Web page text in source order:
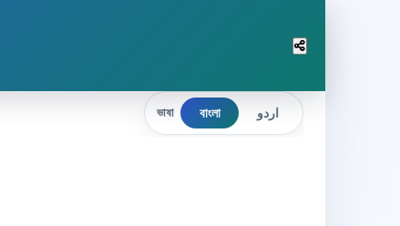
ভাষা বাংলা اردو